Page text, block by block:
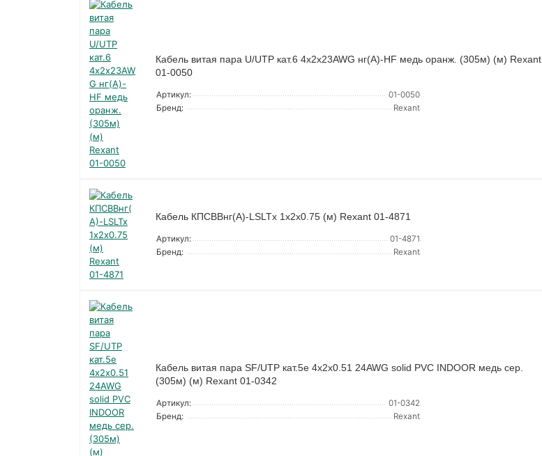
Кабель витая пара U/UTP кат.6 4х2х23AWG нг(А)-HF медь оранж. (305м) (м) Rexant
01-0050
Артикул:
01-0050
Бренд:
Rexant
Кабель КПСВВнг(А)-LSLTx 1х2х0.75 (м) Rexant 01-4871
Артикул:
01-4871
Бренд:
Rexant
Кабель витая пара SF/UTP кат.5e 4х2х0.51 24AWG solid PVC INDOOR медь сер.
(305м) (м) Rexant 01-0342
Артикул:
01-0342
Бренд:
Rexant